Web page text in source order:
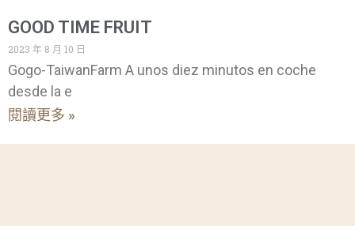
GOOD TIME FRUIT
2023 年 8 月 10 日
Gogo-TaiwanFarm A unos diez minutos en coche
desde la e
閱讀更多 »